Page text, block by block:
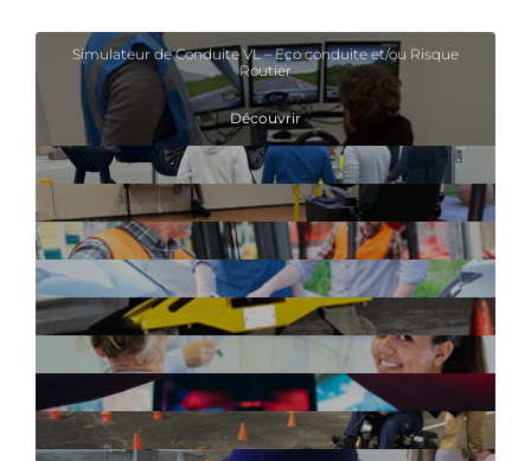
Simulateur de Conduite VL – Eco conduite et/ou Risque
Routier
Découvrir